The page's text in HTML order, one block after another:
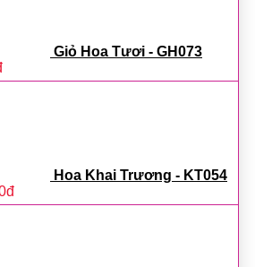
Giỏ Hoa Tươi - GH073
Hoa Khai Trương - KT054
đ